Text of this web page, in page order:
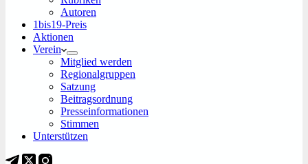
Autoren
1bis19-Preis
Aktionen
Verein
Mitglied werden
Regionalgruppen
Satzung
Beitragsordnung
Presseinformationen
Stimmen
Unterstützen